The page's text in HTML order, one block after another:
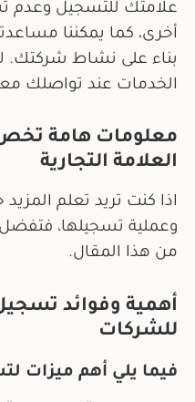
علامتك للتسجيل وعدم
أخرى، كما يمكننا
بناء على نشاط شركتك.
الخدمات عند تواصلك
معلومات هامة
العلامة التجارية
اذا كنت تريد تعلم
وعملية تسجيلها، فتفضل
من هذا المقال.
أهمية وفوائد
للشركات
فيما يلي أهم ميزات